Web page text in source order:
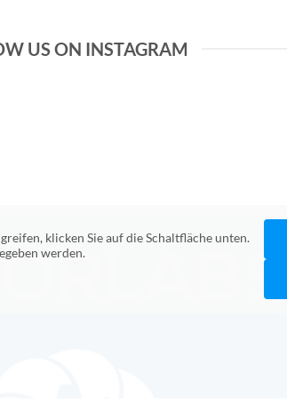
US ON INSTAGRAM
klicken Sie auf die Schaltfläche unten.
werden.